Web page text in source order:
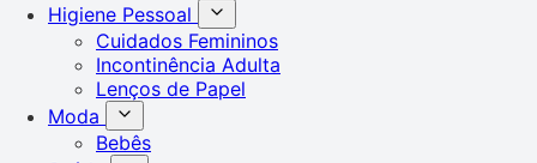
Higiene Pessoal
Cuidados Femininos
Incontinência Adulta
Lenços de Papel
Moda
Bebês